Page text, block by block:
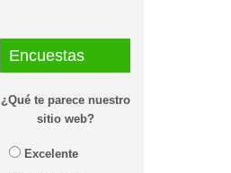
Encuestas
¿Qué te parece nuestro
sitio web?
Excelente